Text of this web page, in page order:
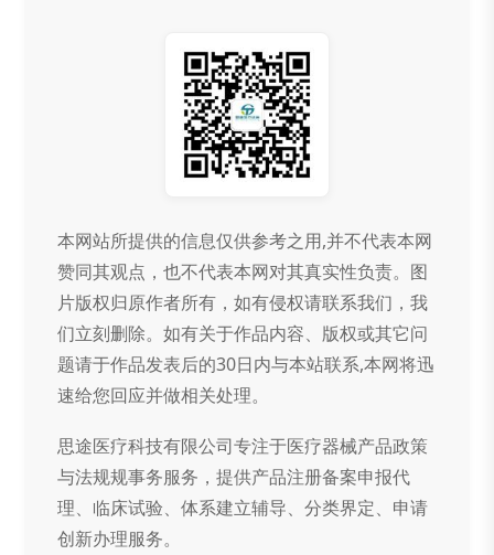
本网站所提供的信息仅供参考之用,并不代表本网
赞同其观点，也不代表本网对其真实性负责。图
片版权归原作者所有，如有侵权请联系我们，我
们立刻删除。如有关于作品内容、版权或其它问
题请于作品发表后的30日内与本站联系,本网将迅
速给您回应并做相关处理。
思途医疗科技有限公司专注于医疗器械产品政策
与法规规事务服务，提供产品注册备案申报代
理、临床试验、体系建立辅导、分类界定、申请
创新办理服务。